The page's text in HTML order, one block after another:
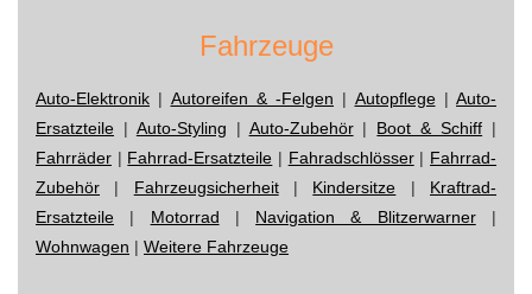
Fahrzeuge
Auto-Elektronik | Autoreifen & -Felgen | Autopflege| Auto-
Ersatzteile | Auto-Styling | Auto-Zubehör| Boot & Schiff |
Fahrräder | Fahrrad-Ersatzteile | Fahradschlösser| Fahrrad-
Zubehör | Fahrzeugsicherheit| Kindersitze | Kraftrad-
Ersatzteile | Motorrad | Navigation & Blitzerwarner|
Wohnwagen | Weitere Fahrzeuge